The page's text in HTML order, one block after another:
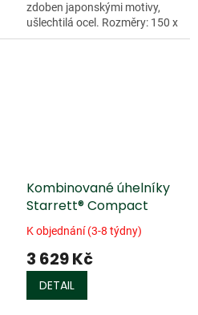
zdoben japonskými motivy,
ušlechtilá ocel. Rozměry: 150 x
100 mm.
Kombinované úhelníky
Starrett® Compact
K objednání (3-8 týdny)
3 629 Kč
DETAIL